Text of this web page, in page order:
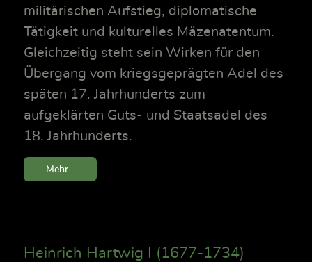
militärischen Aufstieg, diplomatische
Tätigkeit und kulturelles Mäzenatentum.
Gleichzeitig steht sein Wirken für den
Übergang vom kriegsgeprägten Adel des
späten 17. Jahrhunderts zum
aufgeklärten Guts- und Staatsadel des
18. Jahrhunderts.
Mehr...
Heinrich Hartwig I (1677-1734)